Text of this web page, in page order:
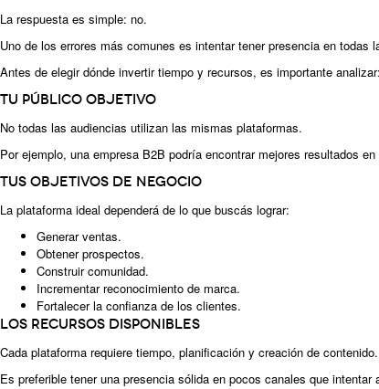
La respuesta es simple: no.
Uno de los errores más comunes es intentar tener presencia en todas
Antes de elegir dónde invertir tiempo y recursos, es importante analizar:
Tu público objetivo
No todas las audiencias utilizan las mismas plataformas.
Por ejemplo, una empresa B2B podría encontrar mejores resultados
Tus objetivos de negocio
La plataforma ideal dependerá de lo que buscás lograr:
Generar ventas.
Obtener prospectos.
Construir comunidad.
Incrementar reconocimiento de marca.
Fortalecer la confianza de los clientes.
Los recursos disponibles
Cada plataforma requiere tiempo, planificación y creación de contenido.
Es preferible tener una presencia sólida en pocos canales que